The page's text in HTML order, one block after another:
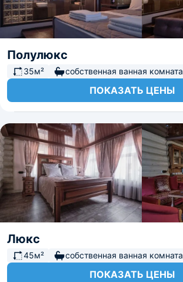
Полулюкс
35м² собственная ванная комната
ПОКАЗАТЬ ЦЕНЫ
Люкс
45м² собственная ванная комната
ПОКАЗАТЬ ЦЕНЫ